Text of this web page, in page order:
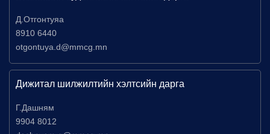
Д.Отгонтуяа
8910 6440
otgontuya.d@mmcg.mn
Дижитал шилжилтийн хэлтсийн дарга
Г.Дашням
9904 8012